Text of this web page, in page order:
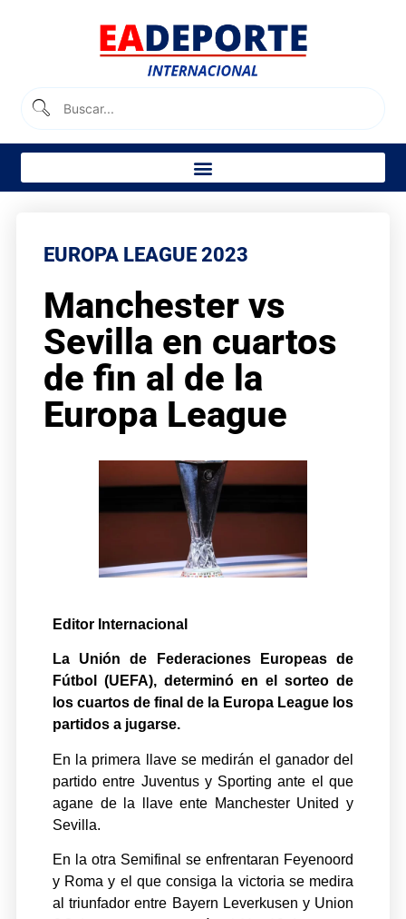
EUROPA LEAGUE 2023
Manchester vs
Sevilla en cuartos
de fin al de la
Europa League
Editor Internacional
La Unión de Federaciones Europeas de
Fútbol (UEFA), determinó en el sorteo de
los cuartos de final de la Europa League los
partidos a jugarse.
En la primera llave se medirán el ganador del
partido entre Juventus y Sporting ante el que
agane de la llave ente Manchester United y
Sevilla.
En la otra Semifinal se enfrentaran Feyenoord
y Roma y el que consiga la victoria se medira
al triunfador entre Bayern Leverkusen y Union